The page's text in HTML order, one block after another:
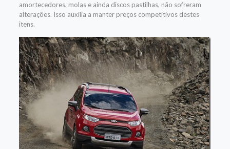
amortecedores, molas e ainda discos pastilhas, não sofreram
alterações. Isso auxilia a manter preços competitivos destes
itens.